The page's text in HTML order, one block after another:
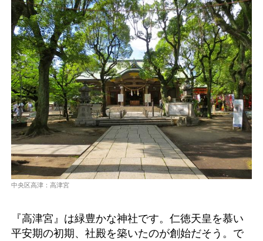
中央区高津：高津宮
『高津宮』は緑豊かな神社です。仁徳天皇を慕い
平安期の初期、社殿を築いたのが創始だそう。で